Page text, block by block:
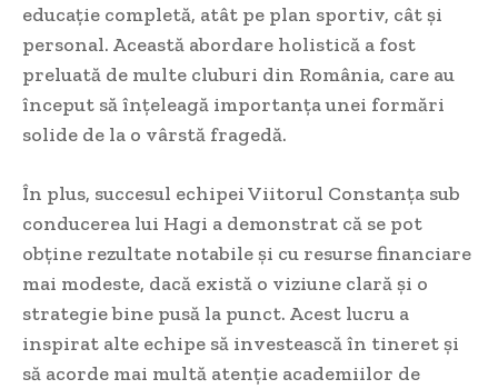
educație completă, atât pe plan sportiv, cât și
personal. Această abordare holistică a fost
preluată de multe cluburi din România, care au
început să înțeleagă importanța unei formări
solide de la o vârstă fragedă.
În plus, succesul echipei Viitorul Constanța sub
conducerea lui Hagi a demonstrat că se pot
obține rezultate notabile și cu resurse financiare
mai modeste, dacă există o viziune clară și o
strategie bine pusă la punct. Acest lucru a
inspirat alte echipe să investească în tineret și
să acorde mai multă atenție academiilor de